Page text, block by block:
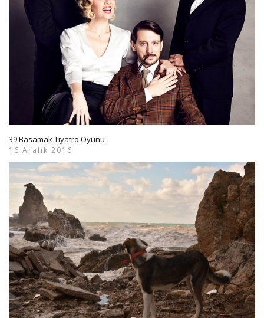
39 Basamak Tiyatro Oyunu
16 Aralık 2016